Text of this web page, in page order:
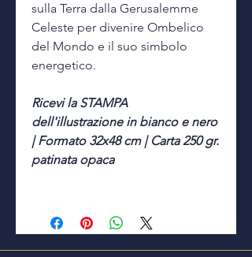
sulla Terra dalla Gerusalemme
Celeste per divenire Ombelico
del Mondo e il suo simbolo
energetico.
Ricevi la STAMPA
dell'illustrazione in bianco e nero
| Formato 32x48 cm | Carta 250 gr.
patinata opaca